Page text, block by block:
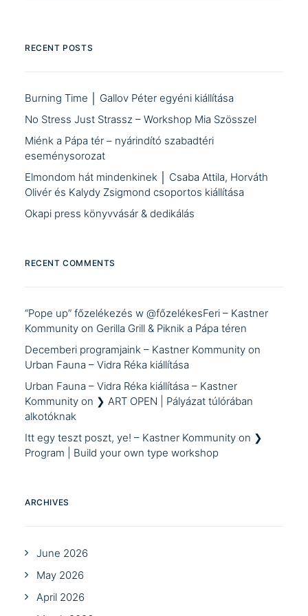
RECENT POSTS
Burning Time │ Gallov Péter egyéni kiállítása
No Stress Just Strassz – Workshop Mia Szösszel
Miénk a Pápa tér – nyárindító szabadtéri
eseménysorozat
Elmondom hát mindenkinek │ Csaba Attila, Horváth
Olivér és Kalydy Zsigmond csoportos kiállítása
Okapi press könyvvásár & dedikálás
RECENT COMMENTS
“Pope up” főzelékezés w @főzelékesFeri – Kastner
Kommunity on Gerilla Grill & Piknik a Pápa téren
Decemberi programjaink – Kastner Kommunity on
Urban Fauna – Vidra Réka kiállítása
Urban Fauna – Vidra Réka kiállítása – Kastner
Kommunity on ❯ ART OPEN | Pályázat túlórában
alkotóknak
Itt egy teszt poszt, ye! – Kastner Kommunity on ❯
Program | Build your own type workshop
ARCHIVES
June 2026
May 2026
April 2026